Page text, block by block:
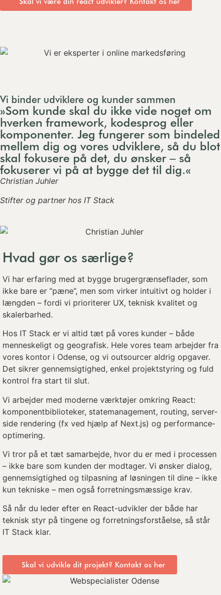
Vi binder udviklere og kunder sammen
»Som kunde skal du ikke vide noget om
hverken framework, kodesprog eller
komponenter. Jeg fungerer som bindeled
mellem dig og vores udviklere, så du blot
skal fokusere på det, du ønsker – så
fokuserer vi på at bygge det til dig.«
Christian Juhler
Stifter og partner hos IT Stack
Hvad gør os særlige?
Vi har erfaring med at bygge brugergrænseflader, som
ikke bare er “pæne”, men som virker intuitivt og holder i
længden – fordi vi prioriterer UX, teknisk kvalitet og
skalerbarhed.
Hos IT Stack er vi altid tæt på vores kunder – både
menneskeligt og geografisk. Hele vores team arbejder fra
vores kontor i Odense, og vi outsourcer aldrig opgaver.
Det sikrer gennemsigtighed, enkel projektstyring og fuld
kontrol fra start til slut.
Vi arbejder med moderne værktøjer omkring React:
komponentbiblioteker, state­management, routing, server-
side rendering (fx ved hjælp af Next.js) og performance­
optimering.
Vi tror på et tæt samarbejde, hvor du er med i processen
– ikke bare som kunden der modtager. Vi ønsker dialog,
gennemsigtighed og tilpasning af løsningen til dine – ikke
kun tekniske – men også forretningsmæssige krav.
Så når du leder efter en React-udvikler der både har
teknisk styr på tingene og forretningsforståelse, så står
IT Stack klar.
Skal vi udvikle dit projekt? Kontakt os her